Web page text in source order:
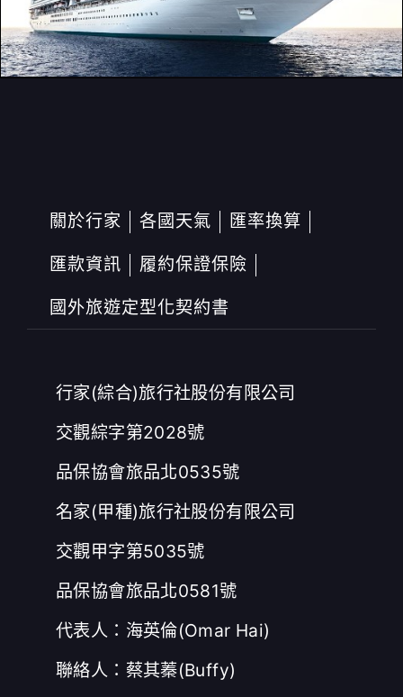
關於行家 各國天氣
匯率換算
匯款資訊
履約保證保險
國外旅遊定型化契約書
行家(綜合)旅行社股份有限公司
交觀綜字第2028號
品保協會旅品北0535號
名家(甲種)旅行社股份有限公司
交觀甲字第5035號
品保協會旅品北0581號
代表人：海英倫(Omar Hai)
聯絡人：蔡其蓁(Buffy)